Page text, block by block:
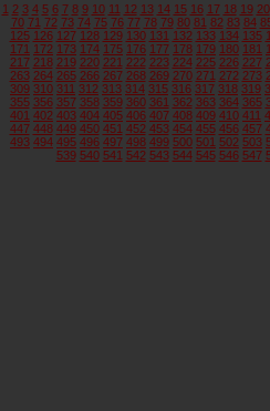
1 2 3 4 5 6 7 8 9 10 11 12 13 14 15 16 17 18 19 20
70 71 72 73 74 75 76 77 78 79 80 81 82 83 84
125 126 127 128 129 130 131 132 133 134 135
171 172 173 174 175 176 177 178 179 180 181
217 218 219 220 221 222 223 224 225 226 227
263 264 265 266 267 268 269 270 271 272 273
309 310 311 312 313 314 315 316 317 318 319
355 356 357 358 359 360 361 362 363 364 365
401 402 403 404 405 406 407 408 409 410 411
447 448 449 450 451 452 453 454 455 456 457
493 494 495 496 497 498 499 500 501 502 503
539 540 541 542 543 544 545 546 547